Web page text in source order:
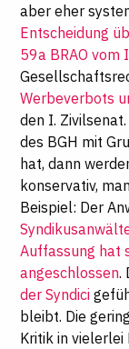
aber eher
Entscheidung
59a BRAO vom
Werbeverbots
den I.
des BGH mit
hat, dann
konservativ,
Beispiel: Der
Auffassung hat
angeschlossen.
der Syndici
bleibt. Die
Kritik in vielerlei